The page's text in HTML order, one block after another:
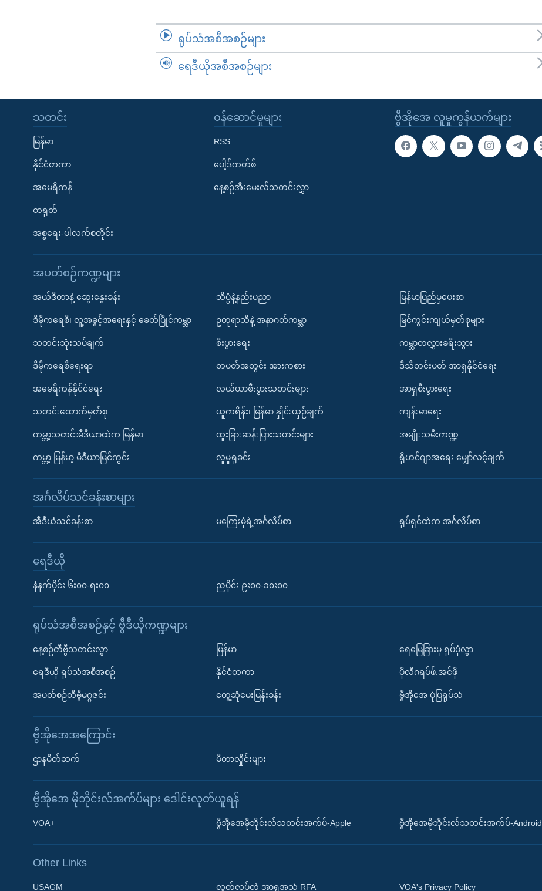
Learning English
ရုပ်သံအစီအစဉ်များ
ရေဒီယိုအစီအစဉ်များ
ဗွီအိုအေ လူမှုကွန်ယက်များ
သတင်း
မြန်မာ
နိုင်ငံတကာ
အမေရိကန်
တရုတ်
အစ္စရေး-ပါလက်စတိုင်း
၀န်ဆောင်မှုများ
RSS
ပေါ့ဒ်ကတ်စ်
နေ့စဉ်အီးမေးလ်သတင်းလွှာ
အပတ်စဉ်ကဏ္ဍများ
အယ်ဒီတာနဲ့ ဆွေးနွေးခန်း
ဒီမိုကရေစီ၊ လူ့အခွင့်အရေးနှင့် ခေတ်ပြိုင်ကမ္ဘာ
သတင်းသုံးသပ်ချက်
ဒီမိုကရေစီရေးရာ
အမေရိကန်နိုင်ငံရေး
သတင်းထောက်မှတ်စု
ကမ္ဘာ့သတင်းမီဒီယာထဲက မြန်မာ
ကမ္ဘာ့ မြန်မာ့ မီဒီယာမြင်ကွင်း
သိပ္ပံနဲ့နည်းပညာ
ဥတုရာသီနဲ့ အနာဂတ်ကမ္ဘာ
စီးပွားရေး
တပတ်အတွင်း အားကစား
လယ်ယာစီးပွားသတင်းများ
ယူကရိန်း၊ မြန်မာ နှိုင်းယှဉ်ချက်
ထူးခြားဆန်းပြားသတင်းများ
လူမှုရှုခင်း
မြန်မာပြည်မှပေးစာ
မြင်ကွင်းကျယ်မှတ်စုများ
ကမ္ဘာတလွှားခရီးသွား
ဒီသီတင်းပတ် အာရှနိုင်ငံရေး
အာရှစီးပွားရေး
ကျန်းမာရေး
အမျိုးသမီးကဏ္ဍ
ရိုဟင်ဂျာအရေး မျှော်လင့်ချက်
အင်္ဂလိပ်သင်ခန်းစာများ
အီဒီယံသင်ခန်းစာ မကြေးမုံရဲ့အင်္ဂလိပ်စာ ရုပ်ရှင်ထဲက အင်္ဂလိပ်စာ
ရေဒီယို
နံနက်ပိုင်း ၆း၀၀-ရး၀၀ ညပိုင်း ၉း၀၀-၁၀း၀၀
ရုပ်သံအစီအစဉ်နှင့် ဗွီဒီယိုကဏ္ဍများ
နေ့စဉ်တီဗွီသတင်းလွှာ
ရေဒီယို ရုပ်သံအစီအစဉ်
အပတ်စဉ်တီဗွီမဂ္ဂဇင်း
မြန်မာ
နိုင်ငံတကာ
တွေ့ဆုံမေးမြန်းခန်း
ရေမြေခြားမှ ရုပ်ပုံလွှာ
ပိုလီဂရပ်ဖ်.အင်ဖို
ဗွီအိုအေ ပုံပြရုပ်သံ
ဗွီအိုအေအကြောင်း
ဌာနမိတ်ဆက် မီတာလှိုင်းများ
ဗွီအိုအေ မိုဘိုင်းလ်အက်ပ်များ ဒေါင်းလုတ်ယူရန်
VOA+ ဗွီအိုအေမိုဘိုင်းလ်သတင်းအက်ပ်-Apple ဗွီအိုအေမိုဘိုင်းလ်သတင်းအက်ပ်-Android
Other Links
USAGM လွတ်လပ်တဲ့ အာရှအသံ RFA VOA's Privacy Policy